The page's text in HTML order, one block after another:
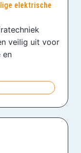
elektrische
veilig uit voor
en